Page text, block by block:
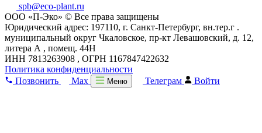
spb@eco-plant.ru
ООО «П-Эко» © Все права защищены
Юридический адрес: 197110, г. Санкт-Петербург, вн.тер.г .
муниципальный округ Чкаловское, пр-кт Левашовский, д. 12,
литера А , помещ. 44Н
ИНН 7813263908 , ОГРН 1167847422632
Политика конфиденциальности
Позвонить
Max Меню Телеграм Войти